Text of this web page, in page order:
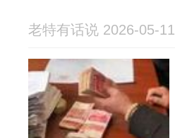
老特有话说 2026-05-11